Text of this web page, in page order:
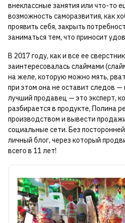
внеклассные занятия или что-то
возможность саморазвития, как
проявить себя, закрыть
заниматься тем, что приносит
В 2017 году, как и все ее
заинтересовалась слаймами
на желе, которую можно мять,
при этом она не оставит следов —
лучший продавец — это эксперт,
разбирается в продукте, Полина
производством и вывести
социальные сети. Без
личный блог, через который
всего в 11 лет!